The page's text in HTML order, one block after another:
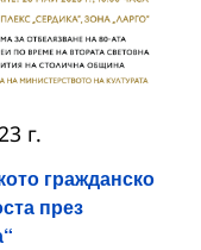
гражданско
през
г.